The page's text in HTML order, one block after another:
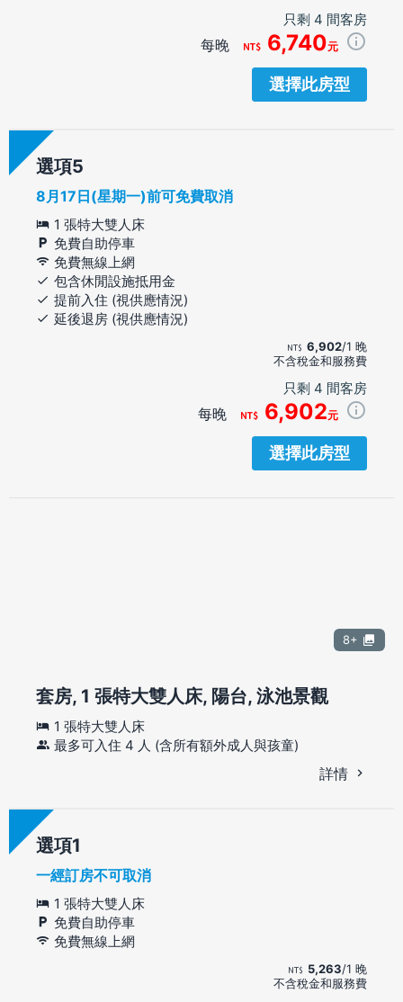
只剩 4 間客房
每晚 6,740元
選擇此房型
選項
8月17日(星期一)前可免費取消
1 張特大雙人床
免費自助停車
免費無線上網
包含休閒設施抵用金
提前入住 (視供應情況)
延後退房 (視供應情況)
6,902/1 晚
不含稅金和服務費
只剩 4 間客房
每晚 6,902元
選擇此房型
8+
套房, 1 張特大雙人床, 陽台, 泳池景觀
1 張特大雙人床
最多可入住 4 人 (含所有額外成人與孩童)
詳情
選項
一經訂房不可取消
1 張特大雙人床
免費自助停車
免費無線上網
5,263/1 晚
不含稅金和服務費